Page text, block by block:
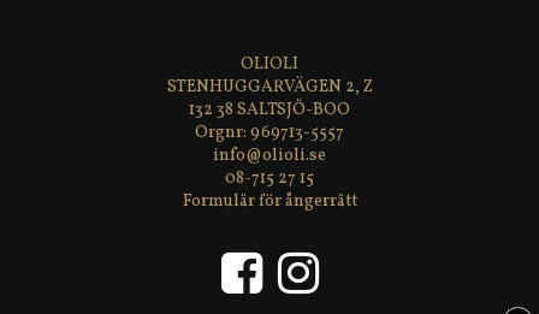
OLIOLI
STENHUGGARVÄGEN 2, Z
132 38 SALTSJÖ-BOO
info@olioli.se
08-715 27 15
Formulär för ångerrätt
969713-5557